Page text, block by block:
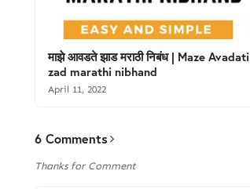
माझे आवडते झाड मराठी निबंध | Maze Avadati
zad marathi nibhand
April 11, 2022
6 Comments
Thanks for Comment